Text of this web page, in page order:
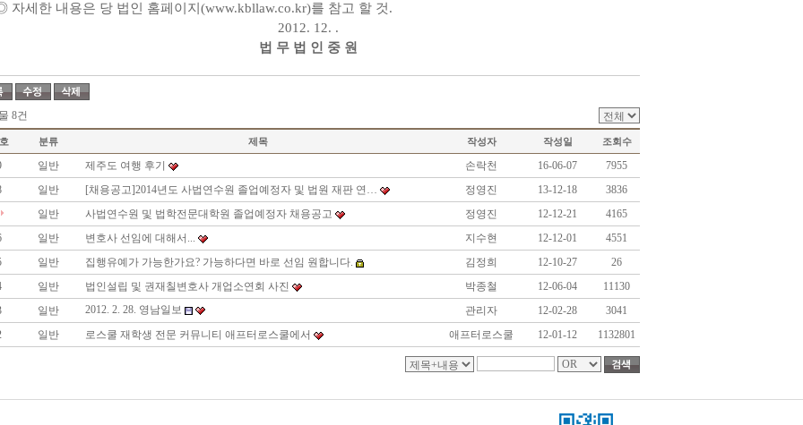
자세한 내용은 당 법인 홈페이지(www.kbllaw.co.kr)를 참고 할 것.
2012. 12. .
법 무 법 인 중 원
8건
분류 제목 작성자 작성일 조회수
일반 제주도 여행 후기 손락천 16-06-07
7955
일반 [채용공고]2014년도 사법연수원 졸업예정자 및 법원 재판 연… 정영진 13-12-18
3836
일반
사법연수원 및 법학전문대학원 졸업예정자 채용공고 정영진 12-12-21
4165
일반 변호사 선임에 대해서... 지수현 12-12-01
4551
일반 집행유예가 가능한가요? 가능하다면 바로 선임 원합니다. 김정희 12-10-27
26
일반 법인설립 및 권재칠변호사 개업소연회 사진 박종철 12-06-04
11130
일반 2012. 2. 28. 영남일보 관리자 12-02-28
3041
일반 로스쿨 재학생 전문 커뮤니티 애프터로스쿨에서 애프터로스쿨 12-01-12 1132801